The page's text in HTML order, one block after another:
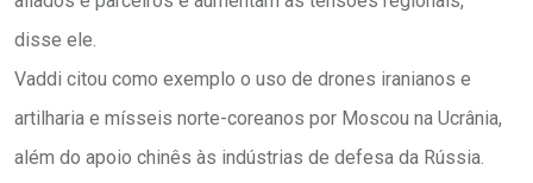
disse ele.
Vaddi citou como exemplo o uso de drones iranianos e
artilharia e mísseis norte-coreanos por Moscou na Ucrânia,
além do apoio chinês às indústrias de defesa da Rússia.